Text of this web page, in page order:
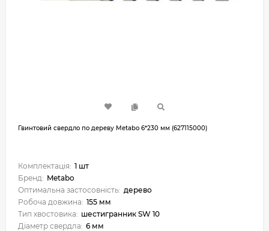
Гвинтовий свердло по дереву Metabo 6*230 мм (627115000)
Комплектація: 1 шт
Бренд: Metabo
Оптимальна застосовність: дерево
Робоча довжина: 155 мм
Тип хвостовика: шестигранник SW 10
Діаметр свердла: 6 мм